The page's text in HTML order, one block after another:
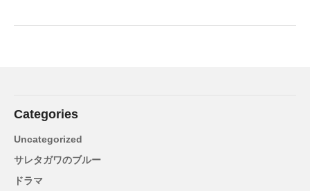
Categories
Uncategorized
サレタガワのブルー
ドラマ